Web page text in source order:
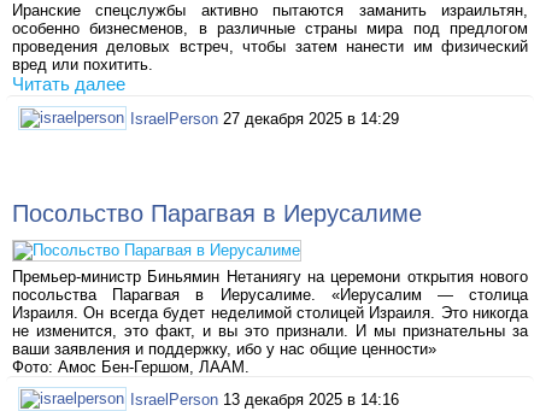
Иранские спецслужбы активно пытаются заманить израильтян,
особенно бизнесменов, в различные страны мира под предлогом
проведения деловых встреч, чтобы затем нанести им физический
вред или похитить.
Читать далее
IsraelPerson 27 декабря 2025 в 14:29
Посольство Парагвая в Иерусалиме
Премьер-министр Биньямин Нетаниягу на церемони открытия нового
посольства Парагвая в Иерусалиме. «Иерусалим — столица
Израиля. Он всегда будет неделимой столицей Израиля. Это никогда
не изменится, это факт, и вы это признали. И мы признательны за
ваши заявления и поддержку, ибо у нас общие ценности»
Фото: Амос Бен-Гершом, ЛААМ.
IsraelPerson 13 декабря 2025 в 14:16